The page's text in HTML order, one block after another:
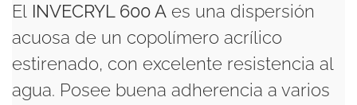
El INVECRYL 600 A es una dispersión
acuosa de un copolímero acrílico
estirenado, con excelente resistencia al
agua. Posee buena adherencia a varios